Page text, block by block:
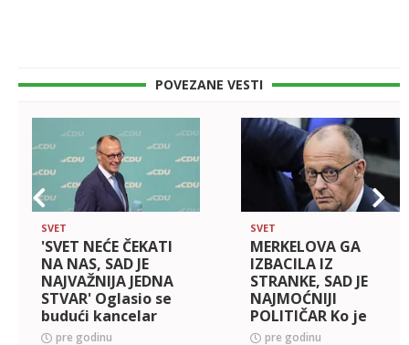
POVEZANE VESTI
SVET
'SVET NEĆE ČEKATI
NA NAS, SAD JE
NAJVAŽNIJA JEDNA
STVAR' Oglasio se
budući kancelar
Nemačke!
pre godinu
SVET
MERKELOVA GA
IZBACILA IZ
STRANKE, SAD JE
NAJMOĆNIJI
POLITIČAR Ko je
Fridrih Merc, novi
pre godinu